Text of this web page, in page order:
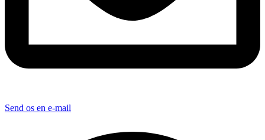
Send os en e-mail